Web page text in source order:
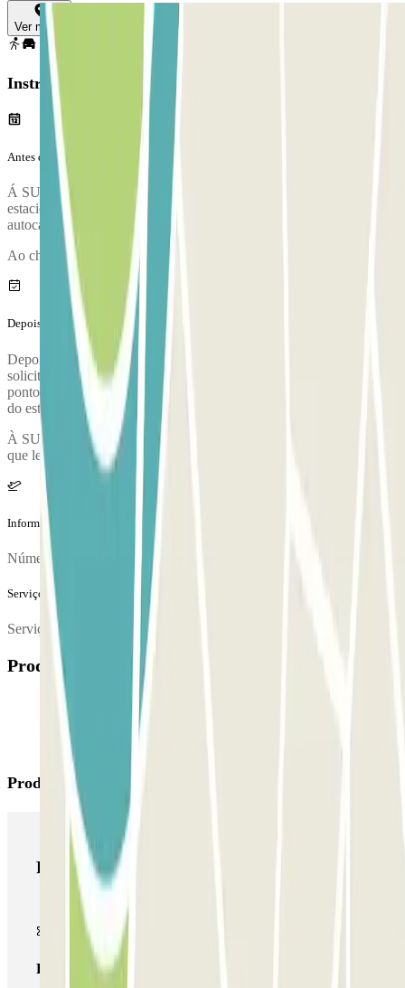
Ver mapa
Instruções
Antes da tua viagem
Á SUA CHEGADA: Quando chegares ao parque de
estacionamento, estaciona em qualquer lugar livre e apanha o
autocarro de ligação que te deixará na estação terminal
Ao chegares, irá realizar-se uma inspeção do teu veículo.
Depois da tua viagem
Depois de pegar as suas malas, ligue para o estacionamento para
solicitar a coleta. Durante a chamada, uma pessoa irá confirmar o
ponto de encontro no terminal do aeroporto. O número de telefone
do estacionamento será fornecido após a reserva ser feita.
À SUA VOLTA: Ligue para o número indicado no voucher assim
que levantar a sua bagagem e dirija-se ao ponto de encontro
Informação adicional
Número máximo de passageiros: 6
Serviços extra (não incluídos no preço)
Serviços de lavagem de 20 euros preço low cost
Produtos disponíveis
Produtos Parclick
Produtos Parclick
Passe simples